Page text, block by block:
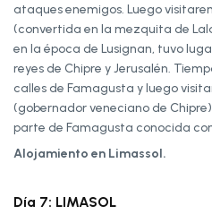
ataques enemigos. Luego
(convertida en la mezquita de
en la época de Lusignan, tuvo
reyes de Chipre y Jerusalén.
calles de Famagusta y luego
(gobernador veneciano de
parte de Famagusta conocida
Alojamiento en Limassol.
Día 7: LIMASOL